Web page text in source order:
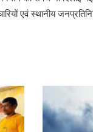
एवं स्थानीय